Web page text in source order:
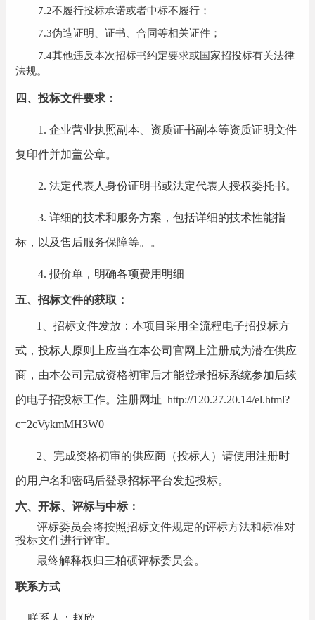
7.2不履行投标承诺或者中标不履行；
7.3伪造证明、证书、合同等相关证件；
7.4其他违反本次招标书约定要求或国家招投标有关法律
法规。
四、 投标文件要求：
1. 企业营业执照副本、资质证书副本等资质证明文件
复印件并加盖公章。
2. 法定代表人身份证明书或法定代表人授权委托书。
3. 详细的技术和服务方案，包括详细的技术性能指
标，以及售后服务保障等。 。
4. 报价单，明确各项费用明细
五、招标文件的获取：
1、招标文件发放：本项目采用全流程电子招投标方
式，投标人原则上应当在本公司官网上注册成为潜在供应
商，由本公司完成资格初审后才能登录招标系统参加后续
的电子招投标工作。注册网址 http://120.27.20.14/el.html?
c=2cVykmMH3W0
2、完成资格初审的供应商（投标人）请使用注册时
的用户名和密码后登录招标平台发起投标。
六、开标、评标与中标：
评标委员会将按照招标文件规定的评标方法和标准对
投标文件进行评审。
最终解释权归三柏硕评标委员会。
联系方式